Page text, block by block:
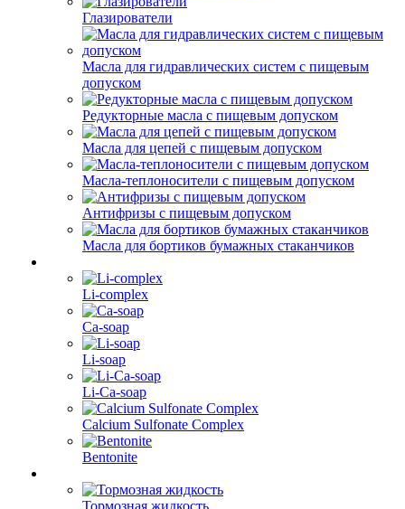
Глазирователи
Масла для гидравлических систем с пищевым
допуском
Редукторные масла с пищевым допуском
Масла для цепей с пищевым допуском
Масла-теплоносители с пищевым допуском
Антифризы с пищевым допуском
Масла для бортиков бумажных стаканчиков
Li-complex
Ca-soap
Li-soap
Li-Ca-soap
Calcium Sulfonate Complex
Bentonite
Тормозная жидкость